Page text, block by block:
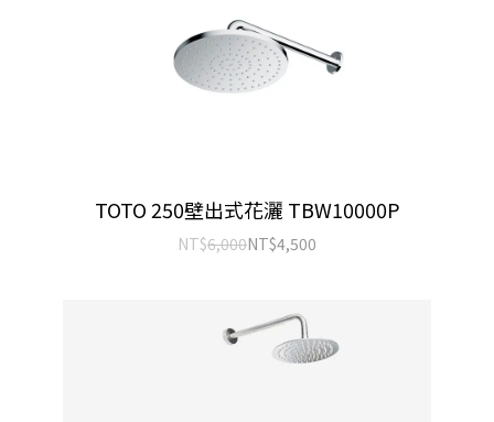
TOTO 250壁出式花灑 TBW10000P
NT$6,000NT$4,500